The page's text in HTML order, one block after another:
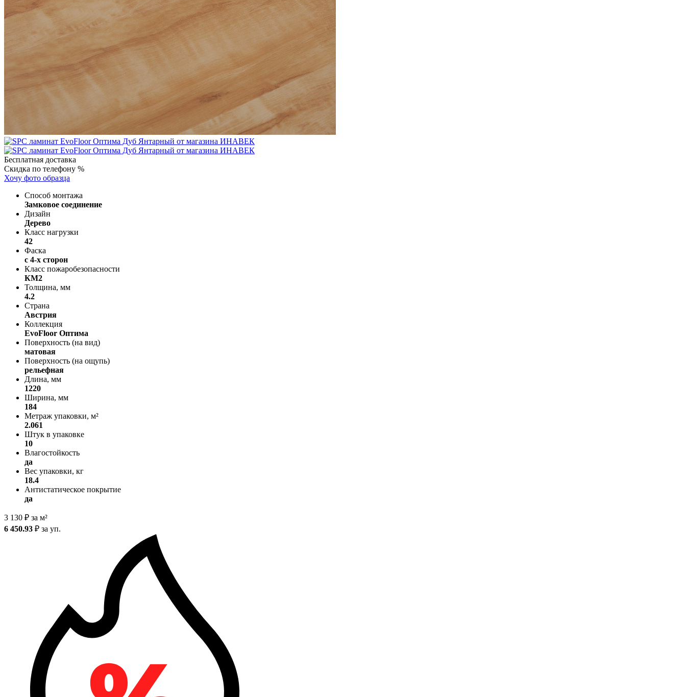
Бесплатная доставка
Скидка по телефону %
Хочу фото образца
Способ монтажа
Замковое соединение
Дизайн
Дерево
Класс нагрузки
42
Фаска
с 4-х сторон
Класс пожаробезопасности
КМ2
Толщина, мм
4.2
Страна
Австрия
Коллекция
EvoFloor Оптима
Поверхность (на вид)
матовая
Поверхность (на ощупь)
рельефная
Длина, мм
1220
Ширина, мм
184
Метраж упаковки, м²
2.061
Штук в упаковке
10
Влагостойкость
да
Вес упаковки, кг
18.4
Антистатическое покрытие
да
3 130 ₽ за м²
6 450.93 ₽ за уп.